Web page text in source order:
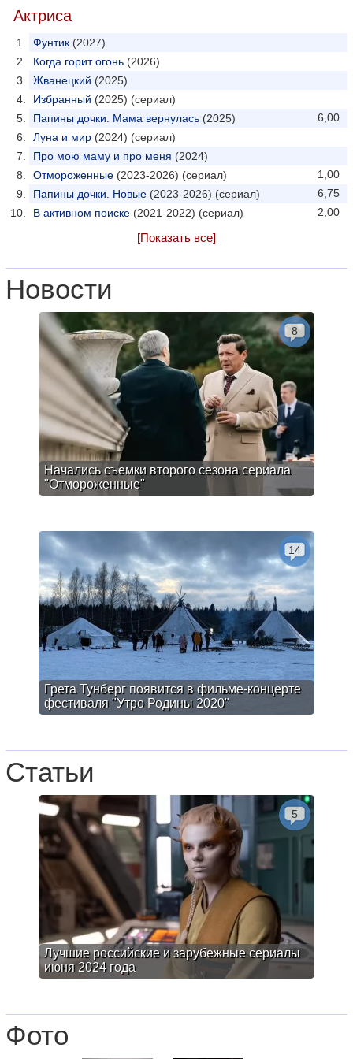
Актриса
Фунтик (2027)
Когда горит огонь (2026)
Жванецкий (2025)
Избранный (2025) (сериал)
6,00
Папины дочки. Мама вернулась (2025)
Луна и мир (2024) (сериал)
Про мою маму и про меня (2024)
1,00
Отмороженные (2023-2026) (сериал)
6,75
Папины дочки. Новые (2023-2026) (сериал)
2,00
В активном поиске (2021-2022) (сериал)
[Показать все]
Новости
Начались съемки второго сезона сериала
"Отмороженные"
8
Грета Тунберг появится в фильме-концерте
фестиваля "Утро Родины 2020"
14
Статьи
Лучшие российские и зарубежные сериалы
июня 2024 года
5
Фото